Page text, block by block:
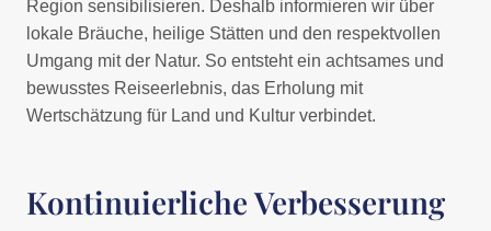
Region sensibilisieren. Deshalb informieren wir über
lokale Bräuche, heilige Stätten und den respektvollen
Umgang mit der Natur. So entsteht ein achtsames und
bewusstes Reiseerlebnis, das Erholung mit
Wertschätzung für Land und Kultur verbindet.
Kontinuierliche Verbesserung